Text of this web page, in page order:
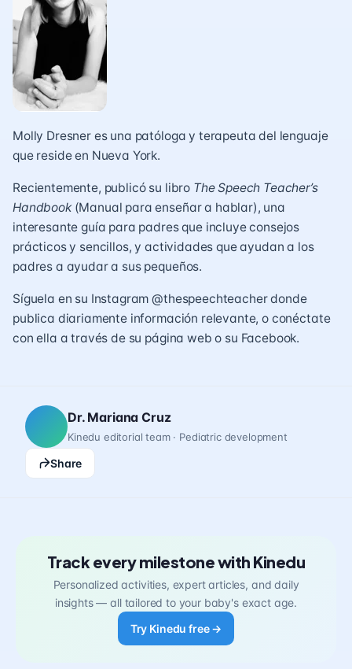
Molly Dresner es una patóloga y terapeuta del lenguaje
que reside en Nueva York.
Recientemente, publicó su libro The Speech Teacher’s
Handbook(Manual para enseñar a hablar), una
interesante guía para padres que incluye consejos
prácticos y sencillos, y actividades que ayudan a los
padres a ayudar a sus pequeños.
Síguela en su Instagram @thespeechteacher donde
publica diariamente información relevante, o conéctate
con ella a través de su página web o su Facebook.
Dr. Mariana Cruz
Kinedu editorial team · Pediatric development
Share
Track every milestone with Kinedu
Personalized activities, expert articles, and daily
insights — all tailored to your baby's exact age.
Try Kinedu free →